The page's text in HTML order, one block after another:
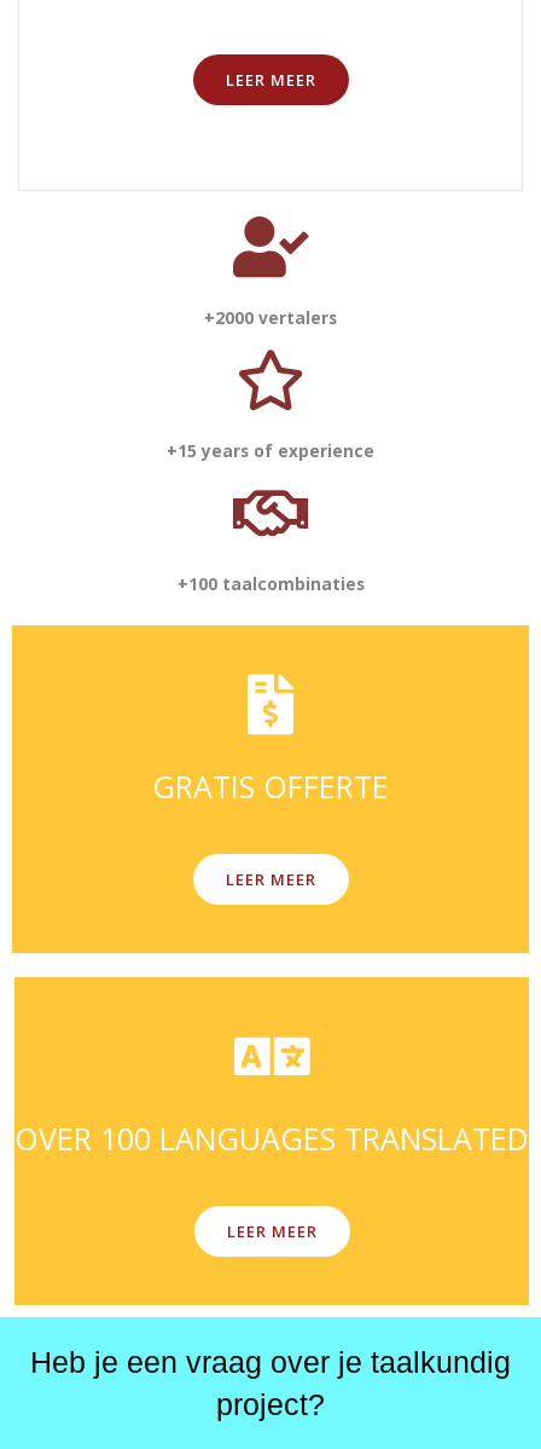
LEER MEER
+2000 vertalers
+15 years of experience
+100 taalcombinaties
GRATIS OFFERTE
LEER MEER
OVER 100 LANGUAGES TRANSLATED
LEER MEER
Heb je een vraag over je taalkundig
project?